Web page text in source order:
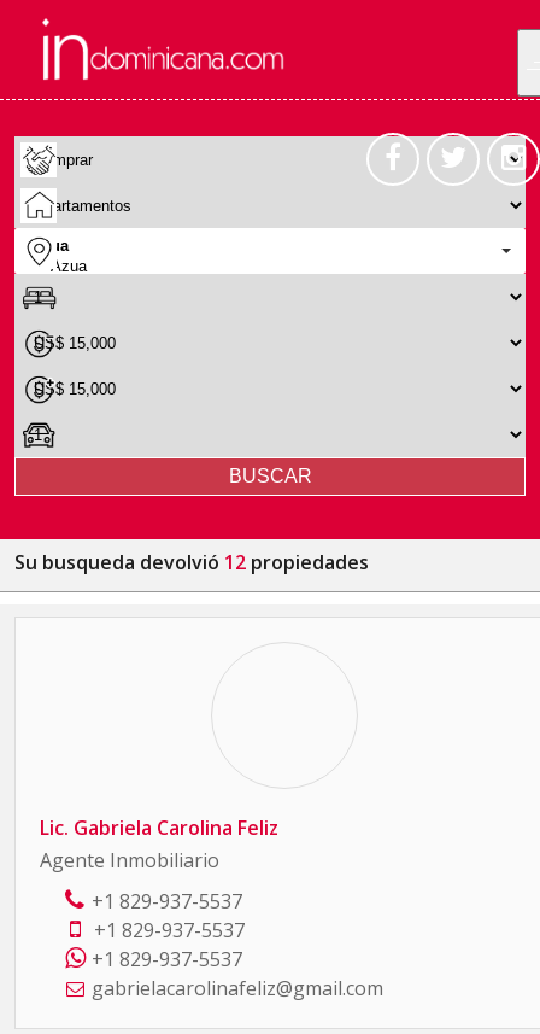
Su busqueda devolvió 12 propiedades
Lic. Gabriela Carolina Feliz
Agente Inmobiliario
+1 829-937-5537
+1 829-937-5537
+1 829-937-5537
gabrielacarolinafeliz@gmail.com